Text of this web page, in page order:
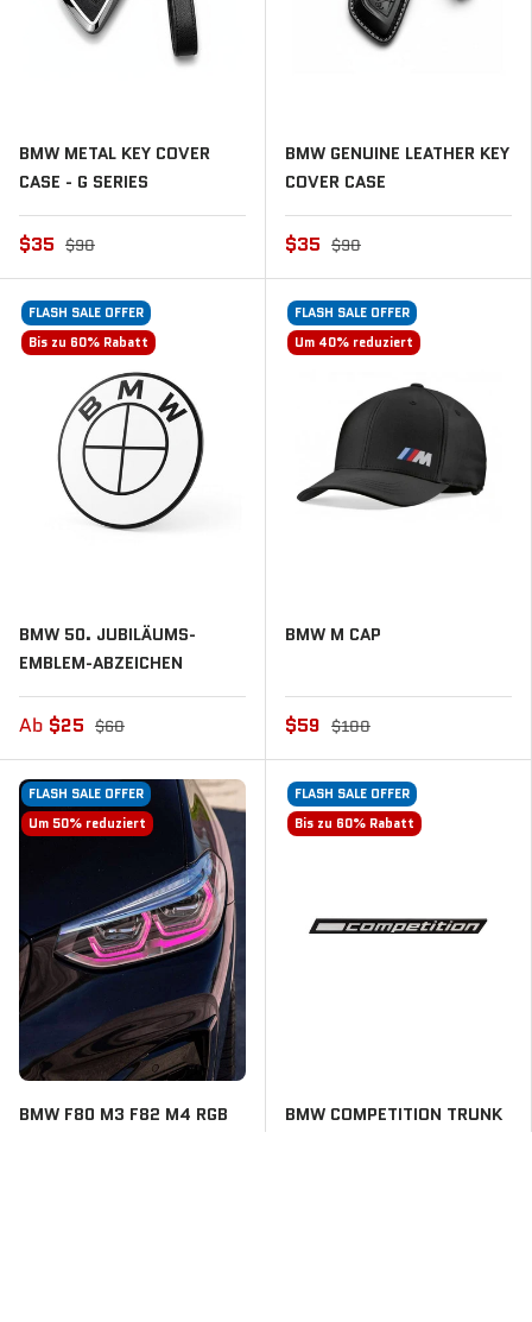
BMW METAL KEY COVER
CASE - G SERIES
$35 $90
BMW GENUINE LEATHER KEY
COVER CASE
$35 $90
FLASH SALE OFFER
Bis zu 60% Rabatt
BMW 50. JUBILÄUMS-
EMBLEM-ABZEICHEN
Ab $25 $60
FLASH SALE OFFER
Um 40% reduziert
BMW M CAP
$59 $100
FLASH SALE OFFER
Um 50% reduziert
BMW F80 M3 F82 M4 RGB
FLASH SALE OFFER
Bis zu 60% Rabatt
BMW COMPETITION TRUNK